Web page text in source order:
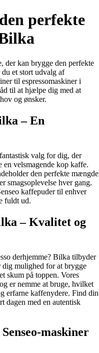
perfekte
der kan brygge den perfekte
et stort udvalg af
til espressomaskiner i
til at hjælpe dig med at
og ønsker.
– En
valg for dig, der
en velsmagende kop kaffe.
den perfekte mængde
smagsoplevelse hver gang.
kaffepuder til enhver
fuldt ud.
– Kvalitet og
derhjemme? Bilka tilbyder
dig mulighed for at brygge
skum på toppen. Vores
er nemme at bruge, hvilket
erfarne kaffenydere. Find din
dagen med en autentisk
maskiner